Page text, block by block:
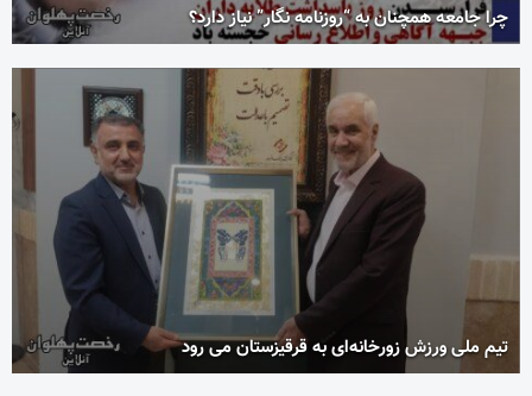
چرا جامعه همچنان به “روزنامه نگار” نیاز دارد؟
تیم ملی ورزش زورخانه‌ای به قرقیزستان می رود